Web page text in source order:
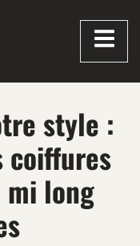
style :
coiffures
mi long